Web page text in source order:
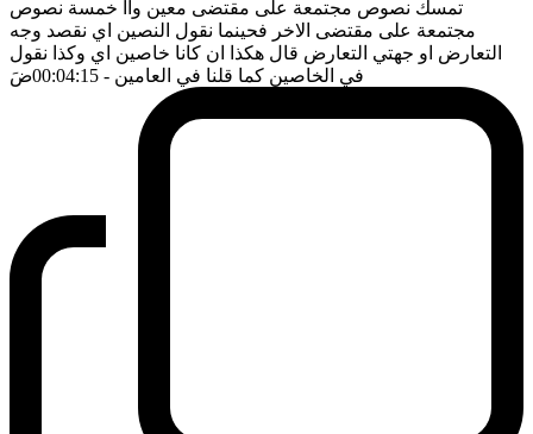
تمسك نصوص مجتمعة على مقتضى معين وآآ خمسة نصوص
مجتمعة على مقتضى الاخر فحينما نقول النصين اي نقصد وجه
التعارض او جهتي التعارض قال هكذا ان كانا خاصين اي وكذا نقول
في الخاصين كما قلنا في العامين - 00:04:15 ضَ